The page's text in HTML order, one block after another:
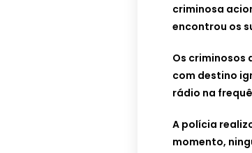
criminosa
encontrou os
Os criminosos
com destino
rádio na
A polícia
momento,